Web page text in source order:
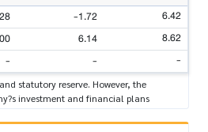
-1.72 6.42
6.14 8.62
- - -
statutory reserve. However, the
investment and financial plans